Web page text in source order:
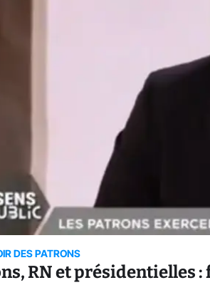
DES PATRONS
RN et présidentielles